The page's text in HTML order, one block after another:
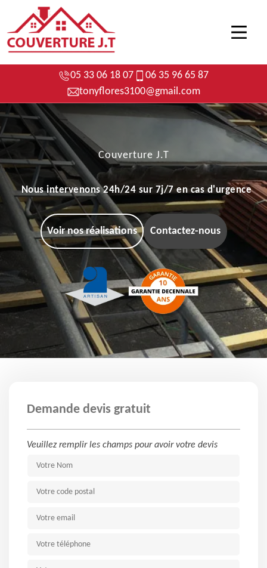
05 33 06 18 07
06 35 96 65 87
tonyflores3100@gmail.com
Couverture J.T
Nous intervenons 24h/24 sur 7j/7 en cas d'urgence
Voir nos réalisations Contactez-nous
Demande devis gratuit
Veuillez remplir les champs pour avoir votre devis